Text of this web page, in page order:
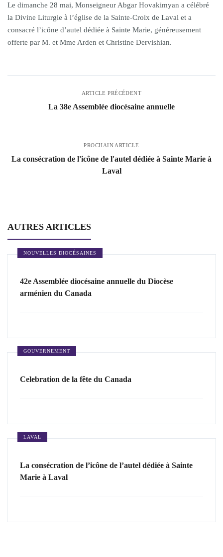
Le dimanche 28 mai, Monseigneur Abgar Hovakimyan a célébré
la Divine Liturgie à l’église de la Sainte-Croix de Laval et a
consacré l’icône d’autel dédiée à Sainte Marie, généreusement
offerte par M. et Mme Arden et Christine Dervishian.
ARTICLE PRÉCÉDENT
La 38e Assemblée diocésaine annuelle
PROCHAIN ARTICLE
La consécration de l'icône de l'autel dédiée à Sainte Marie à
Laval
AUTRES ARTICLES
NOUVELLES DIOCÉSAINES
42e Assemblée diocésaine annuelle du Diocèse
arménien du Canada
GOUVERNEMENT
Celebration de la fête du Canada
LAVAL
La consécration de l’icône de l’autel dédiée à Sainte
Marie à Laval